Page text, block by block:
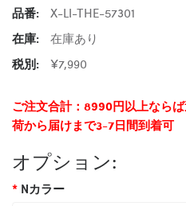
品番:
X-LI-THE-57301
在庫:
在庫あり
税別:
¥7,990
ご注文合計：8990円以上なら
荷から届けまで3-7日間到着可
オプション:
Nカラー